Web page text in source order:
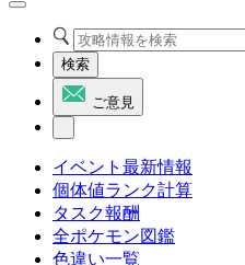
検索
ご意見
イベント最新情報
個体値ランク計算
タスク報酬
全ポケモン図鑑
色違い一覧